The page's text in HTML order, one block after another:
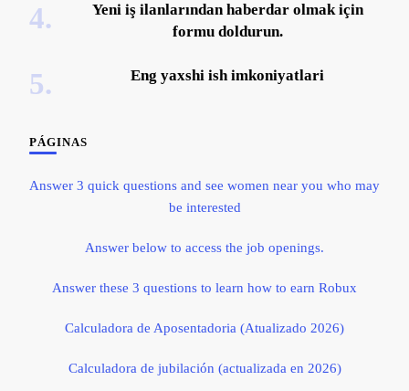
Yeni iş ilanlarından haberdar olmak için
formu doldurun.
Eng yaxshi ish imkoniyatlari
PÁGINAS
Answer 3 quick questions and see women near you who may
be interested
Answer below to access the job openings.
Answer these 3 questions to learn how to earn Robux
Calculadora de Aposentadoria (Atualizado 2026)
Calculadora de jubilación (actualizada en 2026)